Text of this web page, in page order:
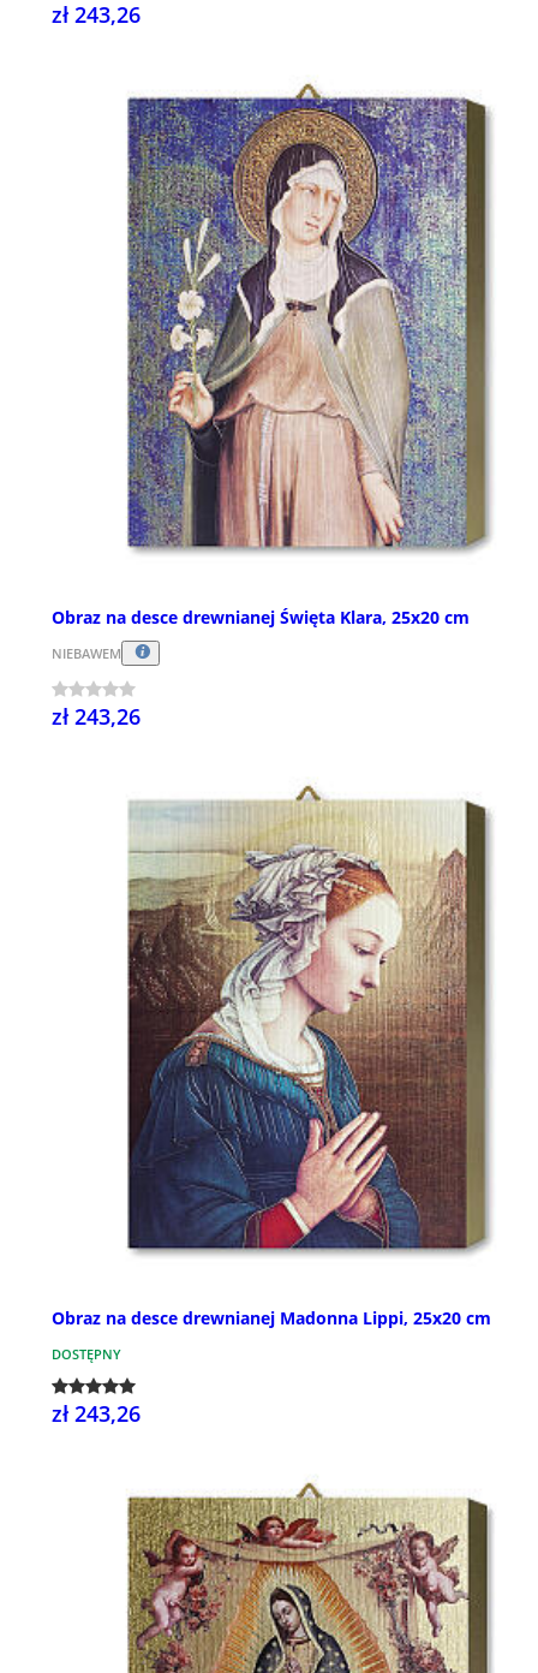
zł 243,26
Obraz na desce drewnianej Święta Klara, 25x20 cm
NIEBAWEM
zł 243,26
Obraz na desce drewnianej Madonna Lippi, 25x20 cm
DOSTĘPNY
zł 243,26